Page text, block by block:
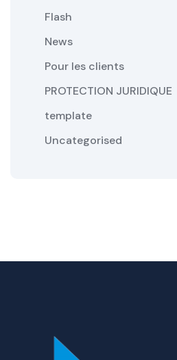
Flash
News
Pour les clients
PROTECTION JURIDIQUE
template
Uncategorised